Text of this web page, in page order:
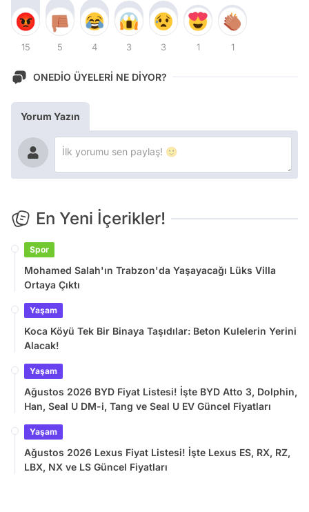
15 5 4 3 3 1 1
ONEDİO ÜYELERİ NE DİYOR?
Yorum Yazın
En Yeni İçerikler!
Spor
Mohamed Salah'ın Trabzon'da Yaşayacağı Lüks Villa
Ortaya Çıktı
Yaşam
Koca Köyü Tek Bir Binaya Taşıdılar: Beton Kulelerin Yerini
Alacak!
Yaşam
Ağustos 2026 BYD Fiyat Listesi! İşte BYD Atto 3, Dolphin,
Han, Seal U DM-i, Tang ve Seal U EV Güncel Fiyatları
Yaşam
Ağustos 2026 Lexus Fiyat Listesi! İşte Lexus ES, RX, RZ,
LBX, NX ve LS Güncel Fiyatları